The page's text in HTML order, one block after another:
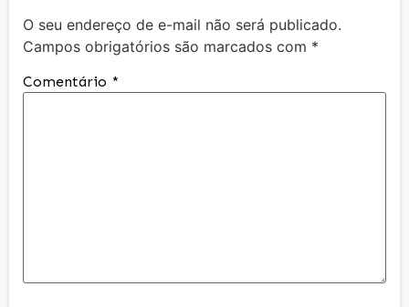
O seu endereço de e-mail não será publicado.
Campos obrigatórios são marcados com *
Comentário *